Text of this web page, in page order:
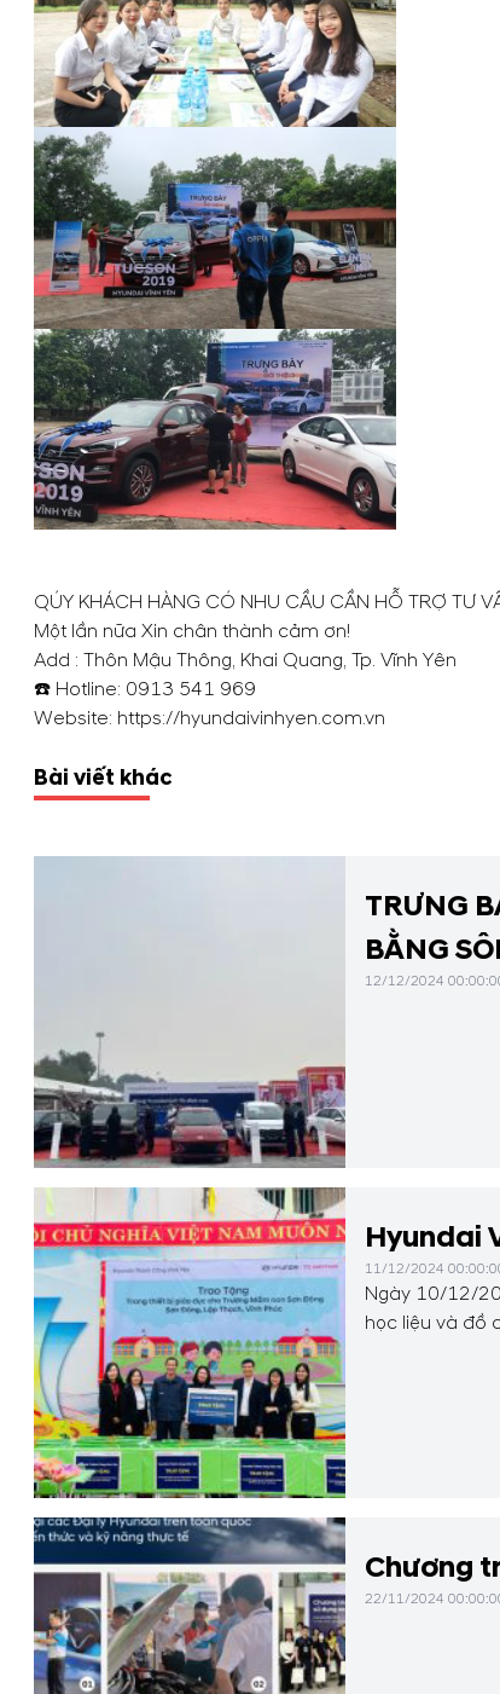
QÚY KHÁCH HÀNG CÓ NHU CẦU CẦN HỖ TRỢ TƯ
Một lần nữa Xin chân thành cảm ơn!
Add : Thôn Mậu Thông, Khai Quang, Tp. Vĩnh Yên
☎️ Hotline: 0913 541 969
Website: https://hyundaivinhyen.com.vn
Bài viết khác
TRƯNG
BẰNG
12/12/2024
Hyundai
11/12/2024
Ngày 10/12/
học liệu và đồ
Chương
22/11/2024